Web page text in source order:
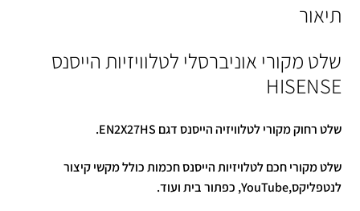
תיאור
שלט מקורי אוניברסלי לטלוויזיות הייסנס
HISENSE
שלט רחוק מקורי לטלוויזיה הייסנס דגם EN2X27HS .
שלט מקורי חכם לטלויזיות הייסנס חכמות כולל מקשי קיצור
לנטפליקס,YouTube, כפתור בית ועוד.